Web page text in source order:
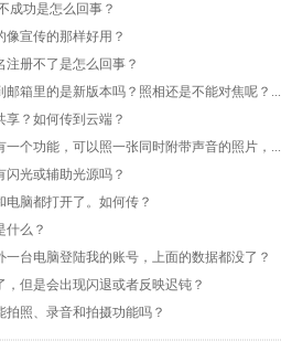
成功是怎么回事？
像宣传的那样好用？
注册不了是怎么回事？
邮箱里的是新版本吗？照相还是不能对焦呢？...
享？如何传到云端？
一个功能，可以照一张同时附带声音的照片，...
闪光或辅助光源吗？
电脑都打开了。如何传？
什么？
一台电脑登陆我的账号，上面的数据都没了？
，但是会出现闪退或者反映迟钝？
拍照、录音和拍摄功能吗？